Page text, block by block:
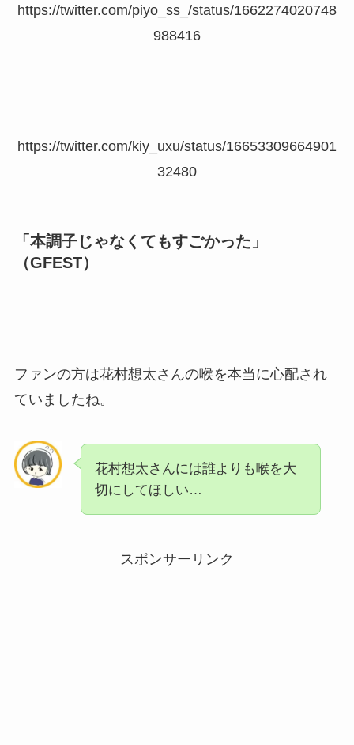
https://twitter.com/piyo_ss_/status/1662274020748
988416
https://twitter.com/kiy_uxu/status/16653309664901
32480
「本調子じゃなくてもすごかった」
（GFEST）
ファンの方は花村想太さんの喉を本当に心配され
ていましたね。
花村想太さんには誰よりも喉を大
切にしてほしい…
スポンサーリンク